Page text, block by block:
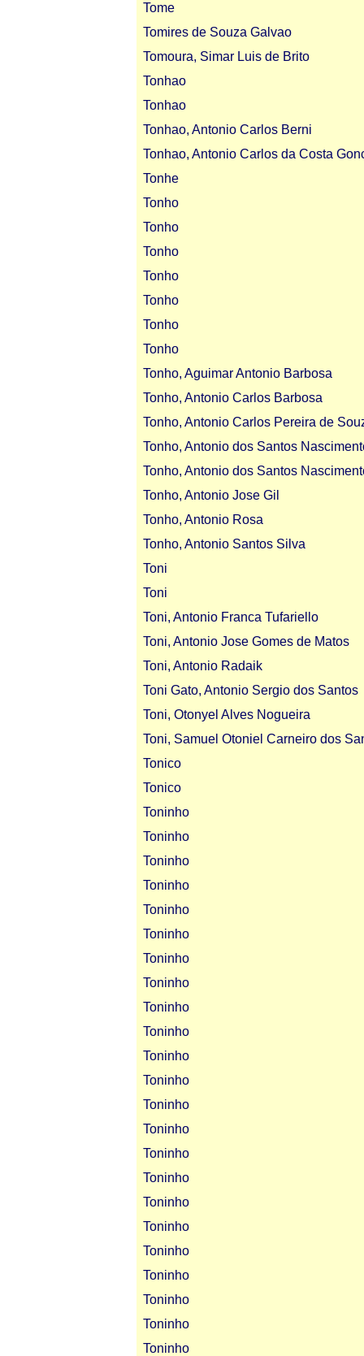
Tome
Tomires de Souza Galvao
Tomoura, Simar Luis de Brito
Tonhao
Tonhao
Tonhao, Antonio Carlos Berni
Tonhao, Antonio Carlos da Costa
Tonhe
Tonho
Tonho
Tonho
Tonho
Tonho
Tonho
Tonho
Tonho, Aguimar Antonio Barbosa
Tonho, Antonio Carlos Barbosa
Tonho, Antonio Carlos Pereira de
Tonho, Antonio dos Santos
Tonho, Antonio dos Santos
Tonho, Antonio Jose Gil
Tonho, Antonio Rosa
Tonho, Antonio Santos Silva
Toni
Toni
Toni, Antonio Franca Tufariello
Toni, Antonio Jose Gomes de Matos
Toni, Antonio Radaik
Toni Gato, Antonio Sergio dos Santos
Toni, Otonyel Alves Nogueira
Toni, Samuel Otoniel Carneiro dos
Tonico
Tonico
Toninho
Toninho
Toninho
Toninho
Toninho
Toninho
Toninho
Toninho
Toninho
Toninho
Toninho
Toninho
Toninho
Toninho
Toninho
Toninho
Toninho
Toninho
Toninho
Toninho
Toninho
Toninho
Toninho